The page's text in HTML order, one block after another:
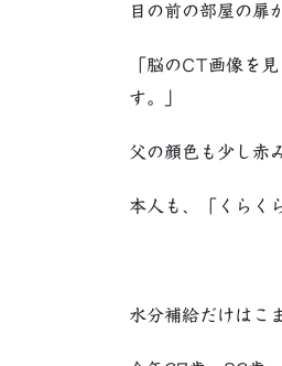
目の前の部屋の扉
「脳のCT画像を
す。」
父の顔色も少し赤
本人も、「くらく
水分補給だけはこ